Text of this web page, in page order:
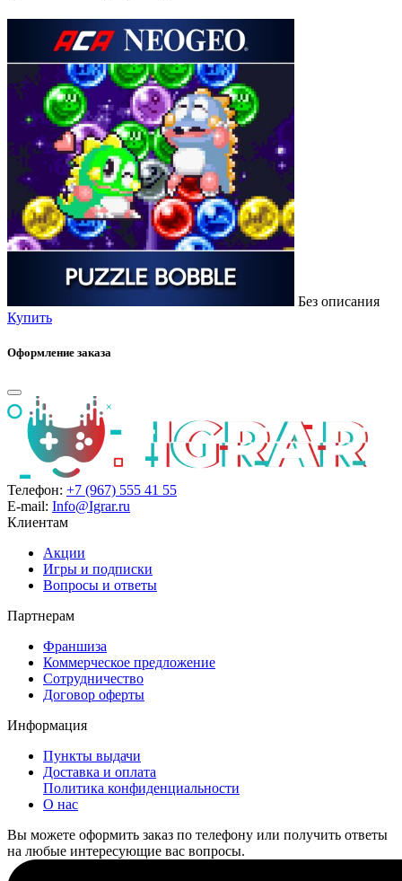
Без описания
Купить
Оформление заказа
Телефон: +7 (967) 555 41 55
E-mail: Info@Igrar.ru
Клиентам
Акции
Игры и подписки
Вопросы и ответы
Партнерам
Франшиза
Коммерческое предложение
Сотрудничество
Договор оферты
Информация
Пункты выдачи
Доставка и оплата
Политика конфиденциальности
О нас
Вы можете оформить заказ по телефону или получить ответы
на любые интересующие вас вопросы.